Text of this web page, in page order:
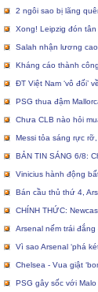
2 ngôi sao bị lãng
Xong! Leipzig đón
Salah nhận lương
Kháng cáo thành
ĐT Việt Nam ‘vô đối’
PSG thua đậm
Chưa CLB nào hỏi
Messi tỏa sáng rực
BẢN TIN SÁNG 6/8:
Vinicius hành động
Bán cầu thủ thứ 4,
CHÍNH THỨC:
Arsenal nếm trái
Vì sao Arsenal ‘phá
Chelsea - Vua giật
PSG gây sốc với